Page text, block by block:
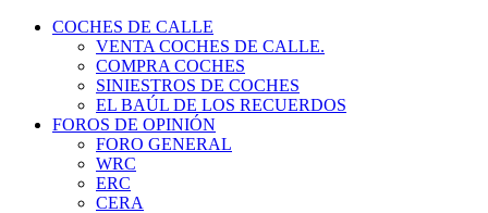
COCHES DE CALLE
VENTA COCHES DE CALLE.
COMPRA COCHES
SINIESTROS DE COCHES
EL BAÚL DE LOS RECUERDOS
FOROS DE OPINIÓN
FORO GENERAL
WRC
ERC
CERA